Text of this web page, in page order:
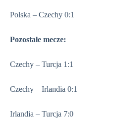
Polska – Czechy 0:1
Pozostałe mecze:
Czechy – Turcja 1:1
Czechy – Irlandia 0:1
Irlandia – Turcja 7:0